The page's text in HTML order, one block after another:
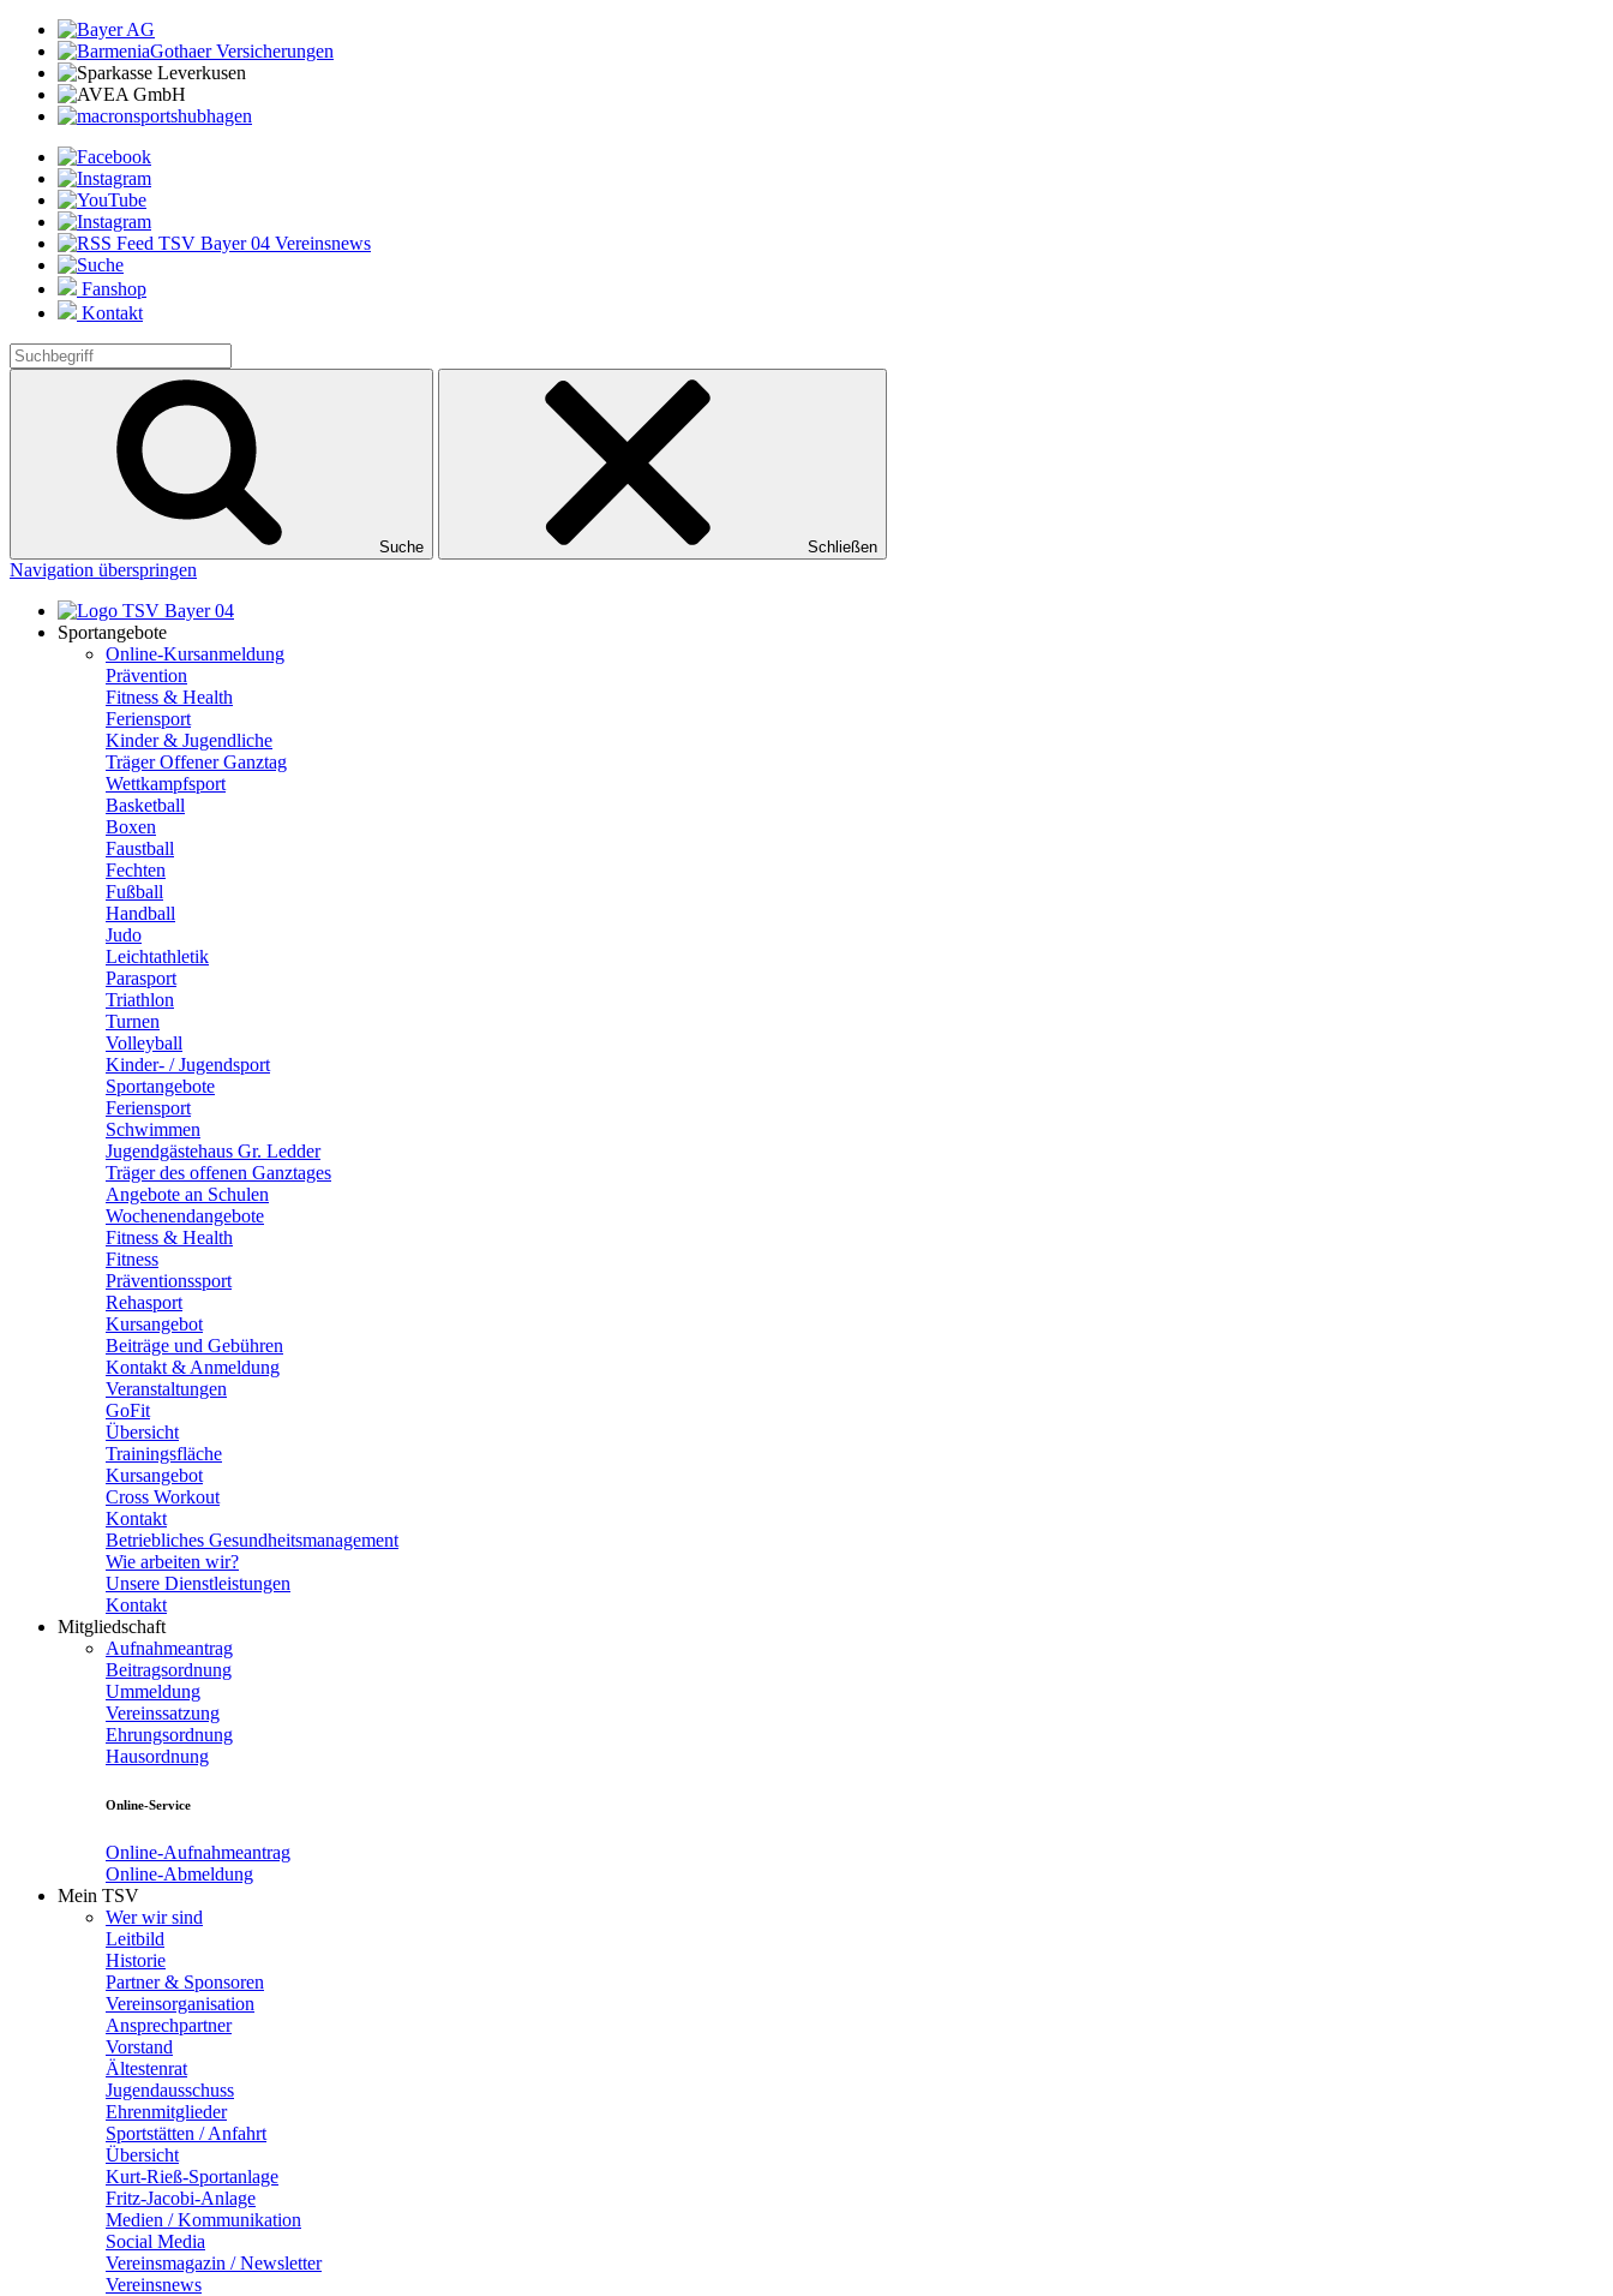
Fanshop
Kontakt
Suche Schließen
Navigation überspringen
Sportangebote
Online-Kursanmeldung
Prävention
Fitness & Health
Feriensport
Kinder & Jugendliche
Träger Offener Ganztag
Wettkampfsport
Basketball
Boxen
Faustball
Fechten
Fußball
Handball
Judo
Leichtathletik
Parasport
Triathlon
Turnen
Volleyball
Kinder- / Jugendsport
Sportangebote
Feriensport
Schwimmen
Jugendgästehaus Gr. Ledder
Träger des offenen Ganztages
Angebote an Schulen
Wochenendangebote
Fitness & Health
Fitness
Präventionssport
Rehasport
Kursangebot
Beiträge und Gebühren
Kontakt & Anmeldung
Veranstaltungen
GoFit
Übersicht
Trainingsfläche
Kursangebot
Cross Workout
Kontakt
Betriebliches Gesundheitsmanagement
Wie arbeiten wir?
Unsere Dienstleistungen
Kontakt
Mitgliedschaft
Aufnahmeantrag
Beitragsordnung
Ummeldung
Vereinssatzung
Ehrungsordnung
Hausordnung
Online-Service
Online-Aufnahmeantrag
Online-Abmeldung
Mein TSV
Wer wir sind
Leitbild
Historie
Partner & Sponsoren
Vereinsorganisation
Ansprechpartner
Vorstand
Ältestenrat
Jugendausschuss
Ehrenmitglieder
Sportstätten / Anfahrt
Übersicht
Kurt-Rieß-Sportanlage
Fritz-Jacobi-Anlage
Medien / Kommunikation
Social Media
Vereinsmagazin / Newsletter
Vereinsnews